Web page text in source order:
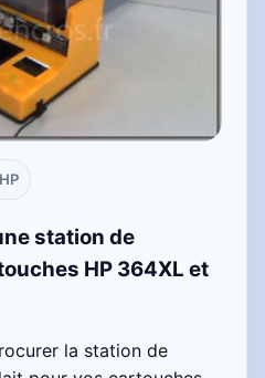
station de
HP 364XL et
la station de